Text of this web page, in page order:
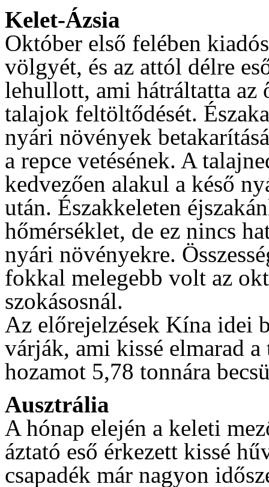
Kelet-Ázsia
Október első felében
völgyét, és az attól délre
lehullott, ami hátráltatta az
talajok feltöltődését.
nyári növények
a repce vetésének. A
kedvezően alakul a késő
után. Északkeleten
hőmérséklet, de ez nincs
nyári növényekre.
fokkal melegebb volt az
szokásosnál.
Az előrejelzések Kína idei
várják, ami kissé elmarad
hozamot 5,78 tonnára
Ausztrália
A hónap elején a keleti
áztató eső érkezett kissé
csapadék már nagyon